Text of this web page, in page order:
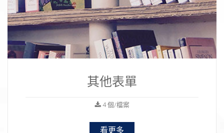
其他表單
4 個/檔案
看更多